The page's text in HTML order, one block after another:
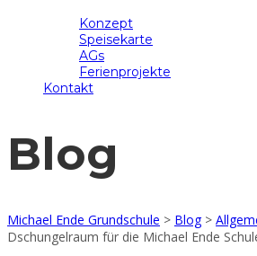
Konzept
Speisekarte
AGs
Ferienprojekte
Kontakt
Blog
Michael Ende Grundschule > Blog>
Dschungelraum für die Michael Ende